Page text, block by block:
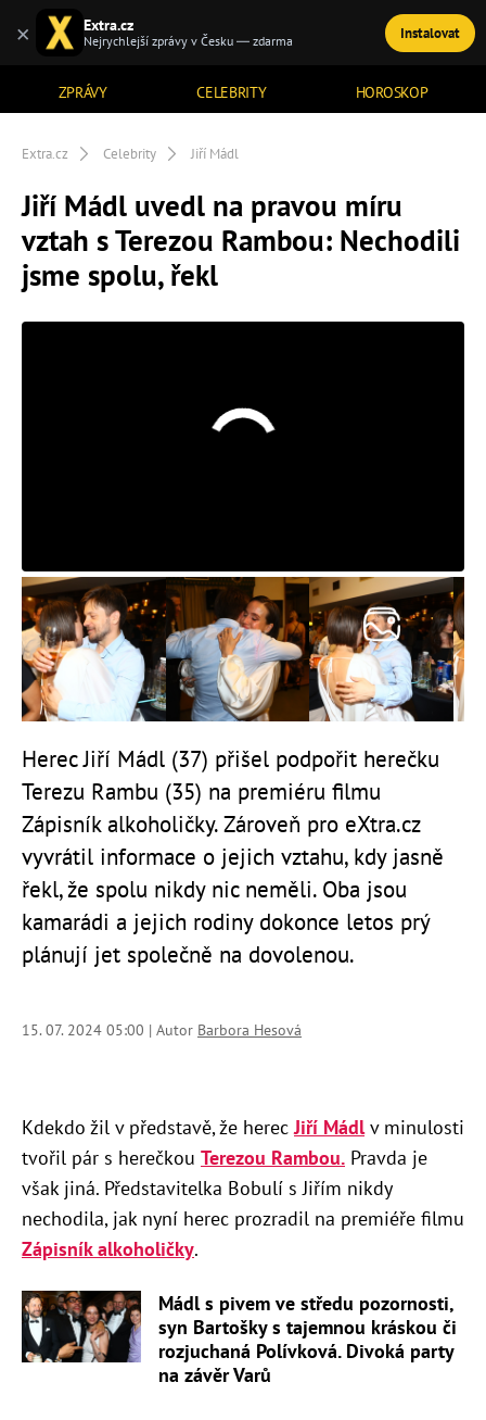
ZPRÁVY CELEBRITY HOROSKOP
TÉMATA
Extra.cz Celebrity Jiří Mádl
Jiří Mádl uvedl na pravou míru
vztah s Terezou Rambou: Nechodili
jsme spolu, řekl
Herec Jiří Mádl (37) přišel podpořit herečku
Terezu Rambu (35) na premiéru filmu
Zápisník alkoholičky. Zároveň pro eXtra.cz
vyvrátil informace o jejich vztahu, kdy jasně
řekl, že spolu nikdy nic neměli. Oba jsou
kamarádi a jejich rodiny dokonce letos prý
plánují jet společně na dovolenou.
15. 07. 2024 05:00 | Autor Barbora Hesová
Kdekdo žil v představě, že herec Jiří Mádlv minulosti
tvořil pár s herečkou Terezou Rambou. Pravda je
však jiná. Představitelka Bobulí s Jiřím nikdy
nechodila, jak nyní herec prozradil na premiéře filmu
Zápisník alkoholičky.
Mádl s pivem ve středu pozornosti,
syn Bartošky s tajemnou kráskou či
rozjuchaná Polívková. Divoká party
na závěr Varů
× Extra.cz
Nejrychlejší zprávy v Česku — zdarma Instalovat